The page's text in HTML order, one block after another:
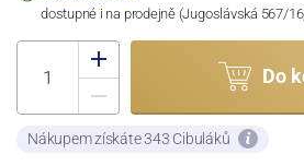
dostupné i na prodejně (Jugoslávská 567/
Do
Nákupem získáte 343 Cibuláků